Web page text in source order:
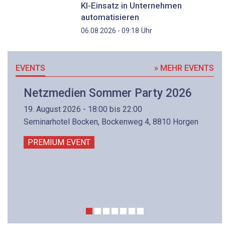
KI-Einsatz in Unternehmen
automatisieren
06.08.2026 - 09:18 Uhr
EVENTS » MEHR EVENTS
Netzmedien Sommer Party 2026
19. August 2026 - 18:00 bis 22:00
Seminarhotel Bocken, Bockenweg 4, 8810 Horgen
PREMIUM EVENT